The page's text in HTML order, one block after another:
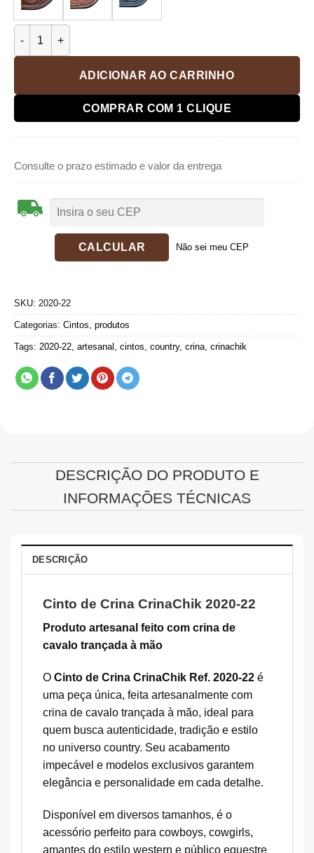
ADICIONAR AO CARRINHO
COMPRAR COM 1 CLIQUE
Consulte o prazo estimado e valor da entrega
Não sei meu CEP
SKU: 2020-22
Categorias: Cintos produtos
Tags: 2020-22 artesanal cintos country, crina crinachik
DESCRIÇÃO DO PRODUTO E
INFORMAÇÕES TÉCNICAS
DESCRIÇÃO
Cinto de Crina CrinaChik 2020-22
Produto artesanal feito com crina de
cavalo trançada à mão
O Cinto de Crina CrinaChik Ref. 2020-22 é
uma peça única, feita artesanalmente com
crina de cavalo trançada à mão, ideal para
quem busca autenticidade, tradição e estilo
no universo country. Seu acabamento
impecável e modelos exclusivos garantem
elegância e personalidade em cada detalhe.
Disponível em diversos tamanhos, é o
acessório perfeito para cowboys, cowgirls,
amantes do estilo western e público equestre